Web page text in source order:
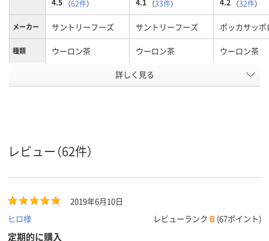
4.5 （62件） 4.1 （33件） 4.2 （32件）
メーカー サントリーフーズ サントリーフーズ ポッカサッポ
種類 ウーロン茶 ウーロン茶 ウーロン茶
詳しく見る
レビュー（62件）
2019年6月10日
ヒロ様
レビューランク B (67ポイント)
定期的に購入